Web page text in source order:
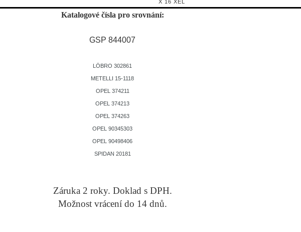
X 16 XEL
Katalogové čísla pro srovnání:
GSP 844007
LÖBRO 302861
METELLI 15-1118
OPEL 374211
OPEL 374213
OPEL 374263
OPEL 90345303
OPEL 90498406
SPIDAN 20181
Záruka 2 roky. Doklad s DPH.
Možnost vrácení do 14 dnů.